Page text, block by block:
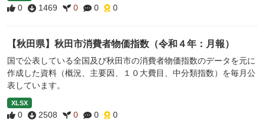
0 1469 0 0 0
【秋田県】秋田市消費者物価指数（令和４年：月報）
国で公表している全国及び秋田市の消費者物価指数のデータを元に
作成した資料（概況、主要因、１０大費目、中分類指数）を毎月公
表しています。
XLSX
0 2508 0 0 0